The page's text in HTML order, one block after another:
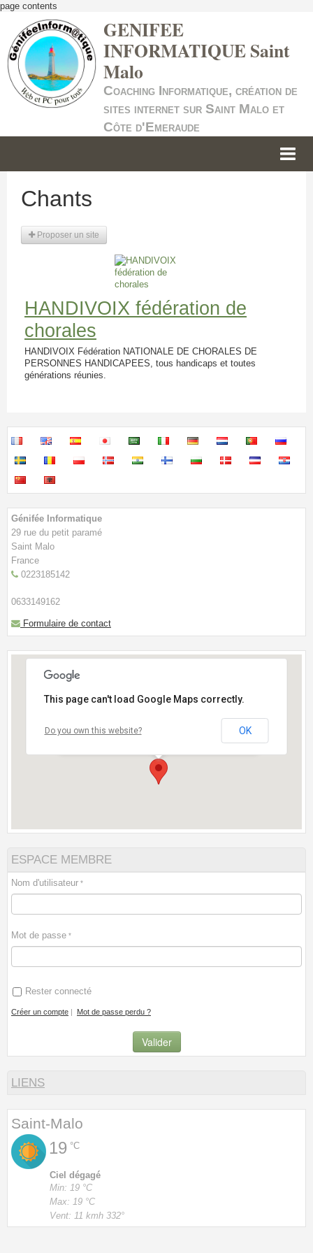
page contents
GENIFEE
INFORMATIQUE Saint
Malo
Coaching Informatique, création de
sites internet sur Saint Malo et
Côte d'Emeraude
SITES INTERNET
CONTACT
NOTRE ANNUAIRE
Chants
Proposer un site
HANDIVOIX fédération de
chorales
HANDIVOIX Fédération NATIONALE DE CHORALES DE
PERSONNES HANDICAPEES, tous handicaps et toutes
générations réunies.
Génifée Informatique
29 rue du petit paramé
Saint Malo
France
0223185142
0633149162
Formulaire de contact
- Près du cimetière des Ormeaux-Face à L'institut
This page can't load Google Maps correctly.
Do you own this website? OK
ESPACE MEMBRE
Nom d'utilisateur
Mot de passe
Rester connecté
Créer un compte | Mot de passe perdu ?
LIENS
Saint-Malo
19 °C
Ciel dégagé
Min: 19 °C
Max: 19 °C
Vent: 11 kmh 332°